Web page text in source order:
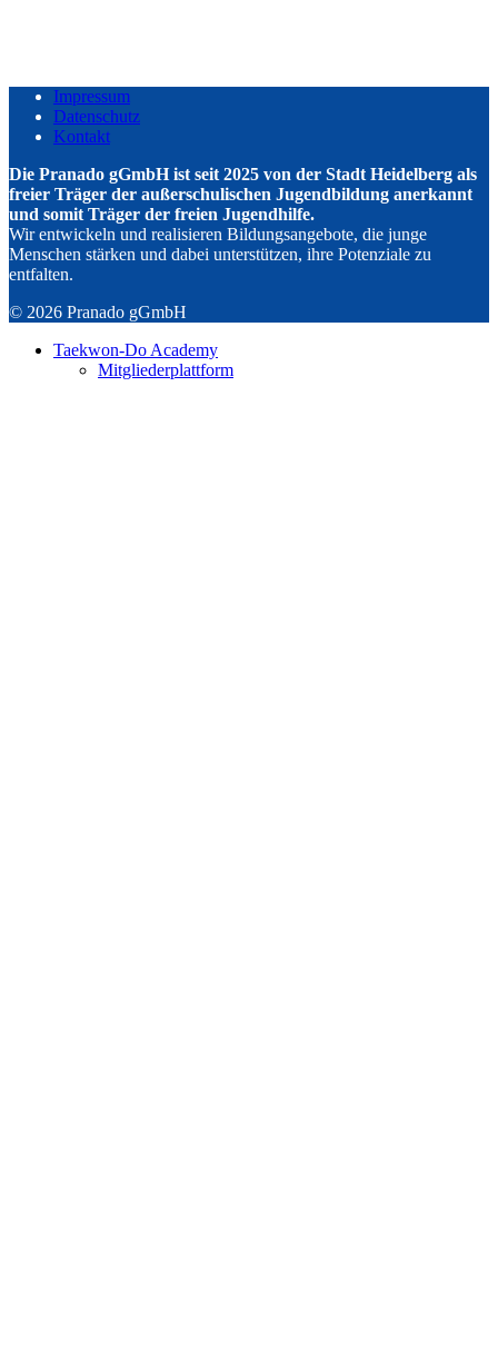
Impressum
Datenschutz
Kontakt
Die Pranado gGmbH ist seit 2025 von der Stadt Heidelberg als
freier Träger der außerschulischen Jugendbildung anerkannt
und somit Träger der freien Jugendhilfe.
Wir entwickeln und realisieren Bildungsangebote, die junge
Menschen stärken und dabei unterstützen, ihre Potenziale zu
entfalten.
© 2026 Pranado gGmbH
Taekwon-Do Academy
Mitgliederplattform